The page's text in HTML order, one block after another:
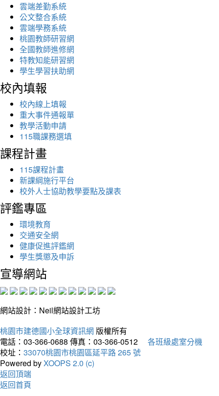
雲端差勤系統
公文整合系統
雲端學務系統
桃園教師研習網
全國教師進修網
特教知能研習網
學生學習扶助網
校內填報
校內線上填報
重大事件通報單
教學活動申請
115職課務選填
課程計畫
115課程計畫
新課綱施行平台
校外人士協助教學要點及課表
評鑑專區
環境教育
交通安全網
健康促進評鑑網
學生獎懲及申訴
宣導網站
網站設計：Neil網站設計工坊
桃園市建德國小全球資訊網 版權所有
電話：03-366-0688 傳真：03-366-0512
各班級處室分機
校址： 33070桃園市桃園區延平路 265 號
Powered byXOOPS 2.0 (c)
返回頂端
返回首頁